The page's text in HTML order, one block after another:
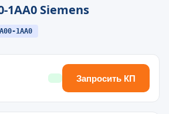
1AA0 Siemens
1AA0
Запросить КП